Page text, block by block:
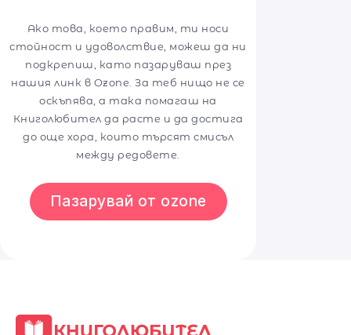
Ако това, което правим, ти носи
стойност и удоволствие, можеш да ни
подкрепиш, като пазаруваш през
нашия линк в Ozone. За теб нищо не се
оскъпява, а така помагаш на
Книголюбител да расте и да достига
до още хора, които търсят смисъл
между редовете.
Пазарувай от ozone